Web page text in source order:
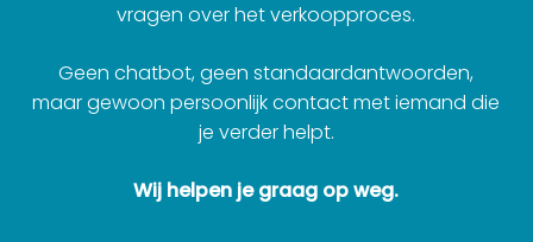
vragen over het verkoopproces.
Geen chatbot, geen standaardantwoorden,
maar gewoon persoonlijk contact met iemand die
je verder helpt.
Wij helpen je graag op weg.